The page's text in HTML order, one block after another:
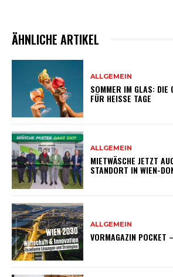
ÄHNLICHE ARTIKEL
ALLGEMEIN
SOMMER IM GLAS: DIE
FÜR HEISSE TAGE
ALLGEMEIN
MIETWÄSCHE JETZT
STANDORT IN WIEN-
ALLGEMEIN
VORMAGAZIN POCKET